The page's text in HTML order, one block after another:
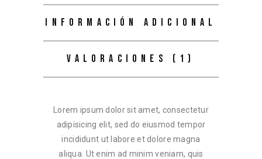
INFORMACIÓN ADICIONAL
VALORACIONES (1)
Lorem ipsum dolor sit amet, consectetur
adipisicing elit, sed do eiusmod tempor
incididunt ut labore et dolore magna
aliqua. Ut enim ad minim veniam, quis